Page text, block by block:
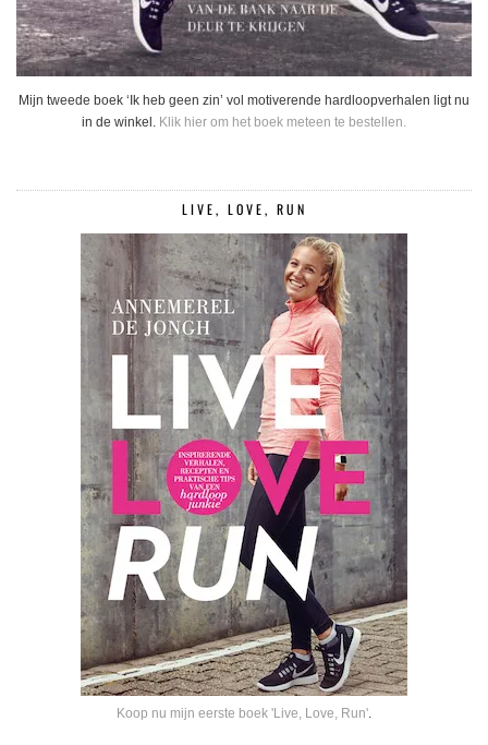
Mijn tweede boek ‘Ik heb geen zin’ vol motiverende hardloopverhalen ligt nu
in de winkel. Klik hier om het boek meteen te bestellen.
LIVE, LOVE, RUN
Koop nu mijn eerste boek 'Live, Love, Run'